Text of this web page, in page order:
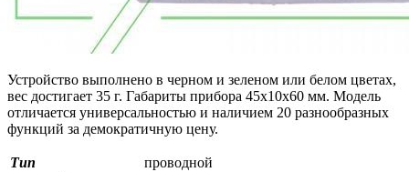
Устройство выполнено в черном и зеленом или белом цветах,
вес достигает 35 г. Габариты прибора 45х10х60 мм. Модель
отличается универсальностью и наличием 20 разнообразных
функций за демократичную цену.
Тип
проводной